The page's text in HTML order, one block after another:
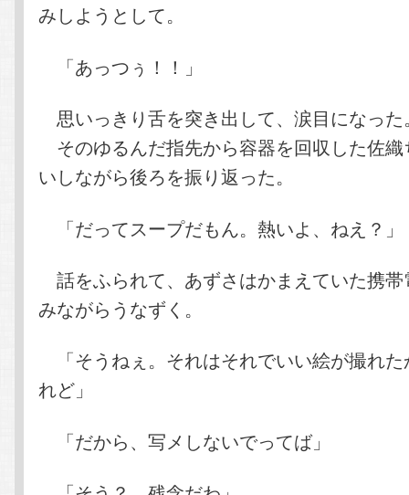
みしようとして。
「あっつぅ！！」
思いっきり舌を突き出して、涙目になった
そのゆるんだ指先から容器を回収した佐
いしながら後ろを振り返った。
「だってスープだもん。熱いよ、ねえ？」
話をふられて、あずさはかまえていた携
みながらうなずく。
「そうねぇ。それはそれでいい絵が撮れ
れど」
「だから、写メしないでってば」